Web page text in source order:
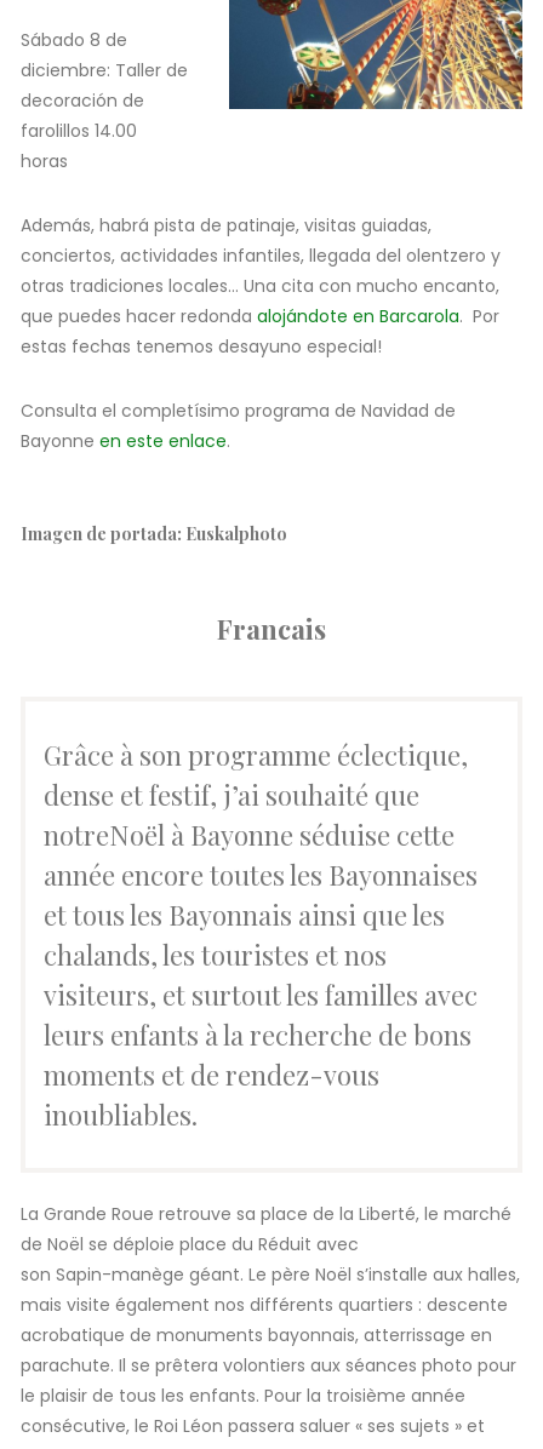
Sábado 8 de
diciembre: Taller de
decoración de
farolillos 14.00
horas
Además, habrá pista de patinaje, visitas guiadas,
conciertos, actividades infantiles, llegada del olentzero y
otras tradiciones locales… Una cita con mucho encanto,
que puedes hacer redonda alojándote en Barcarola. Por
estas fechas tenemos desayuno especial!
Consulta el completísimo programa de Navidad de
Bayonne en este enlace.
Imagen de portada: Euskalphoto
Francais
Grâce à son programme éclectique,
dense et festif, j’ai souhaité que
notreNoël à Bayonne séduise cette
année encore toutes les Bayonnaises
et tous les Bayonnais ainsi que les
chalands, les touristes et nos
visiteurs, et surtout les familles avec
leurs enfants à la recherche de bons
moments et de rendez-vous
inoubliables.
La Grande Roue retrouve sa place de la Liberté, le marché
de Noël se déploie place du Réduit avec
son Sapin-manège géant. Le père Noël s’installe aux halles,
mais visite également nos différents quartiers : descente
acrobatique de monuments bayonnais, atterrissage en
parachute. Il se prêtera volontiers aux séances photo pour
le plaisir de tous les enfants. Pour la troisième année
consécutive, le Roi Léon passera saluer « ses sujets » et